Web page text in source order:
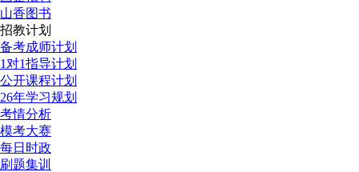
山香图书
招教计划
备考成师计划
1对1指导计划
公开课程计划
26年学习规划
考情分析
模考大赛
每日时政
刷题集训